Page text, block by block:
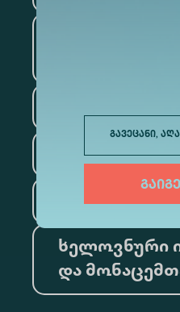
გავეცანი,
ტურიზმი
ხელოვნური
და